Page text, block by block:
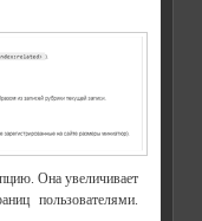
Она увеличивает
пользователями.